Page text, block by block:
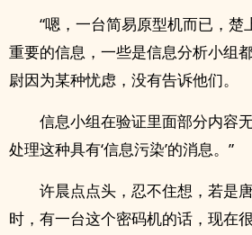
“嗯，一台简易原型机而已，楚
重要的信息，一些是信息分析小组
尉因为某种忧虑，没有告诉他们。
信息小组在验证里面部分内容
处理这种具有‘信息污染’的消息。”
许晨点点头，忍不住想，若是
时，有一台这个密码机的话，现在